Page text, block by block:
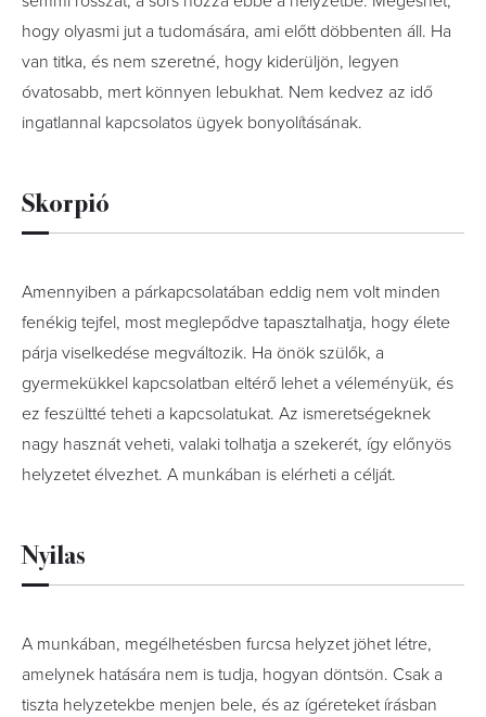
hogy olyasmi jut a tudomására, ami előtt döbbenten áll. Ha
van titka, és nem szeretné, hogy kiderüljön, legyen
óvatosabb, mert könnyen lebukhat. Nem kedvez az idő
ingatlannal kapcsolatos ügyek bonyolításának.
Skorpió
Amennyiben a párkapcsolatában eddig nem volt minden
fenékig tejfel, most meglepődve tapasztalhatja, hogy élete
párja viselkedése megváltozik. Ha önök szülők, a
gyermekükkel kapcsolatban eltérő lehet a véleményük, és
ez feszültté teheti a kapcsolatukat. Az ismeretségeknek
nagy hasznát veheti, valaki tolhatja a szekerét, így előnyös
helyzetet élvezhet. A munkában is elérheti a célját.
Nyilas
A munkában, megélhetésben furcsa helyzet jöhet létre,
amelynek hatására nem is tudja, hogyan döntsön. Csak a
tiszta helyzetekbe menjen bele, és az ígéreteket írásban